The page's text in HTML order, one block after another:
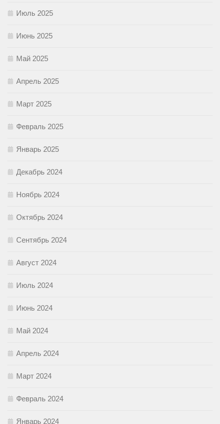
Июль 2025
Июнь 2025
Май 2025
Апрель 2025
Март 2025
Февраль 2025
Январь 2025
Декабрь 2024
Ноябрь 2024
Октябрь 2024
Сентябрь 2024
Август 2024
Июль 2024
Июнь 2024
Май 2024
Апрель 2024
Март 2024
Февраль 2024
Январь 2024